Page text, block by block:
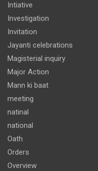
Intiative
Investigation
Invitation
Jayanti celebrations
Magisterial inquiry
Major Action
Mann ki baat
meeting
natinal
national
Oath
Orders
Overview